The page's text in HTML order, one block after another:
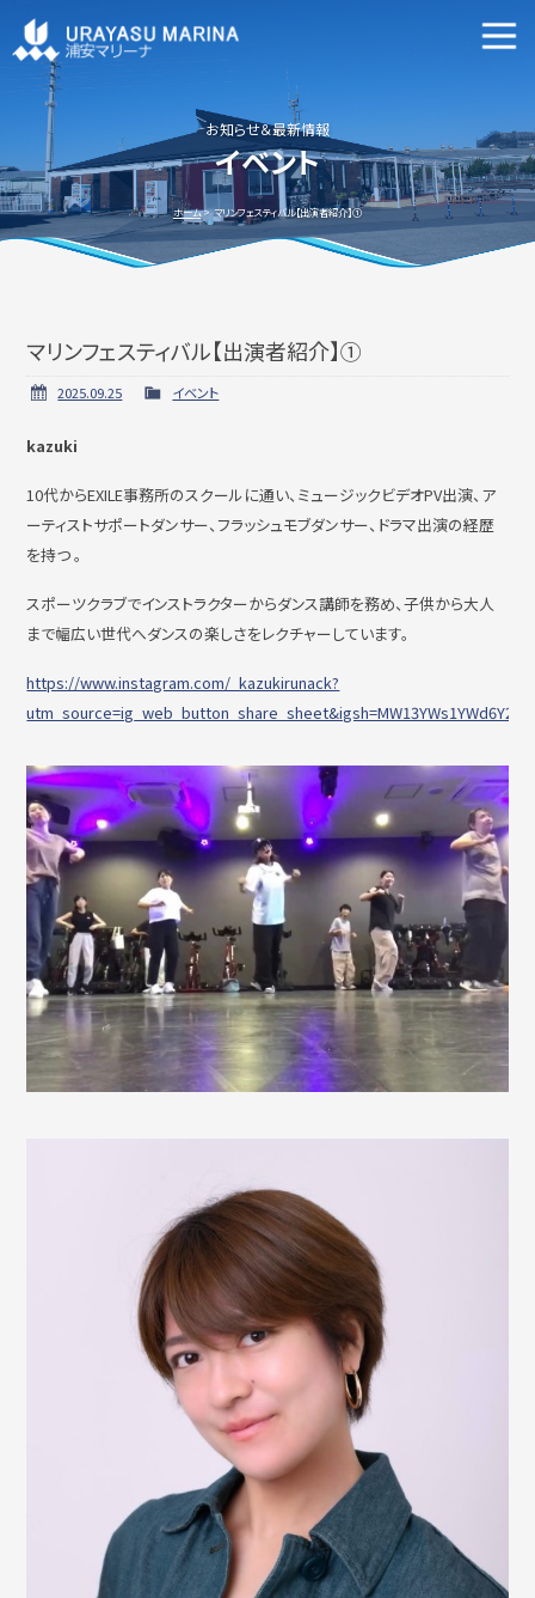
マリーナ施設案内
申込資格・艇の種類等
新艇・中古艇情報
ビジターバースご利用について
アクセス方法 会社概要
撮影・ロケハン リンク
お知らせ＆最新情報
イベント
ホーム マリンフェスティバル【出演者紹介】①
マリンフェスティバル【出演者紹介】①
2025.09.25 イベント
kazuki
10代からEXILE事務所のスクールに通い、ミュージックビデオPV出演、ア
ーティストサポートダンサー、フラッシュモブダンサー、ドラマ出演の経歴
を持つ 。
スポーツクラブでインストラクターからダンス講師を務め、子供から大人
まで幅広い世代へダンスの楽しさをレクチャーしています。
https://www.instagram.com/_kazukirunack?